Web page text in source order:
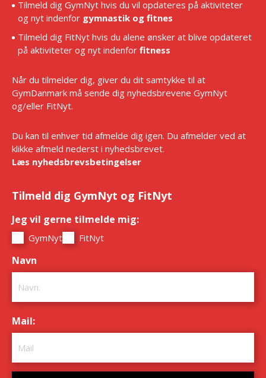
Tilmeld dig GymNyt hvis du vil opdateres på aktiviteter
og nyt indenfor gymnastik og fitnes
Tilmeld dig FitNyt hvis du alene ønsker at blive opdateret
på aktiviteter og nyt indenfor fitness
Når du tilmelder dig, giver du dit samtykke til at
GymDanmark må sende dig nyhedsbrevene GymNyt
og/eller FitNyt.
Du kan til enhver tid afmelde dig igen. Du afmelder ved at
klikke afmeld nederst i nyhedsbrevet.
Læs nyhedsbrevsbetingelser
Tilmeld dig GymNyt og FitNyt
Jeg vil gerne tilmelde mig:
GymNyt FitNyt
Navn
Mail: